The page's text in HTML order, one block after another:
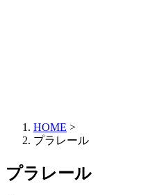
HOME >
プラレール
プラレール